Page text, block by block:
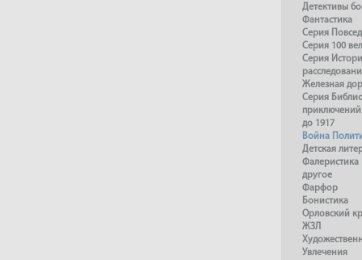
Детективы
Фантастика
Серия
Серия 100
Серия
Железная
Серия
приключений
до 1917
Война
Детская
Фалеристика
другое
Фарфор
Бонистика
Орловский
ЖЗЛ
Увлечения